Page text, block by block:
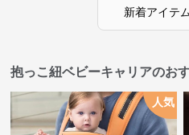
新着アイテ
抱っこ紐ベビーキャリアのお
人気